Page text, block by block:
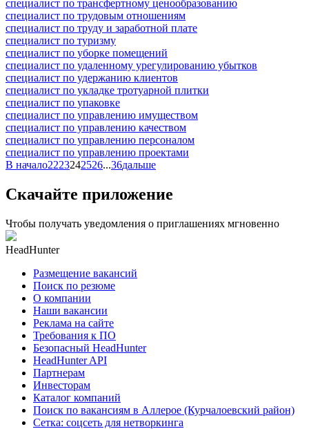
специалист по трансфертному ценообразованию
специалист по трудовым отношениям
специалист по труду и заработной плате
специалист по туризму
специалист по уборке помещений
специалист по удаленному урегулированию убытков
специалист по удержанию клиентов
специалист по укладке тротуарной плитки
специалист по упаковке
специалист по управлению имуществом
специалист по управлению качеством
специалист по управлению персоналом
специалист по управлению проектами
В начало2223242526...36дальше
Скачайте приложение
Чтобы получать уведомления о приглашениях мгновенно
HeadHunter
Размещение вакансий
Поиск по резюме
О компании
Наши вакансии
Реклама на сайте
Требования к ПО
Безопасный HeadHunter
HeadHunter API
Партнерам
Инвесторам
Каталог компаний
Поиск по вакансиям в Аллерое (Курчалоевский район)
Сетка: соцсеть для нетворкинга